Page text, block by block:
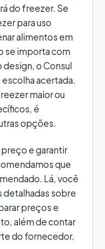
do freezer. Se
para uso
alimentos em
se importa com
design, o Consul
acertada.
maior ou
é
opções.
e garantir
que
Lá, você
sobre
preços e
além de contar
do fornecedor.